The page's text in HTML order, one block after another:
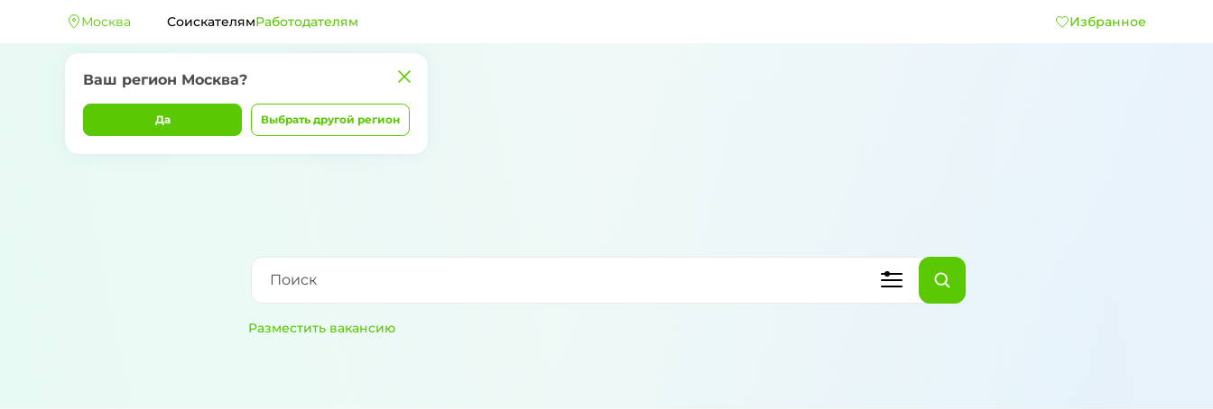
Москва
Ваш регион Москва?
Да Выбрать другой регион
СоискателямРаботодателям Избранное
Разместить вакансию